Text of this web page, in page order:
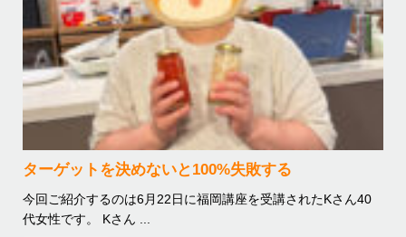
ターゲットを決めないと100%失敗する
今回ご紹介するのは6月22日に福岡講座を受講されたKさん40
代女性です。 Kさん ...